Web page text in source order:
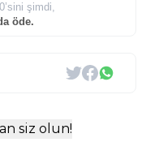
’sini şimdi,
öde.
siz olun!